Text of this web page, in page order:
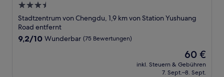
3.5-
Sterne-
Unterkunft
Stadtzentrum von Chengdu, 1,9 km von Station Yushuang
Road entfernt
9.2
9,2/10 Wunderbar (75 Bewertungen)
Der
Preis
beträgt
60 €
inkl. Steuern & Gebühren
7. Sept.–8. Sept.